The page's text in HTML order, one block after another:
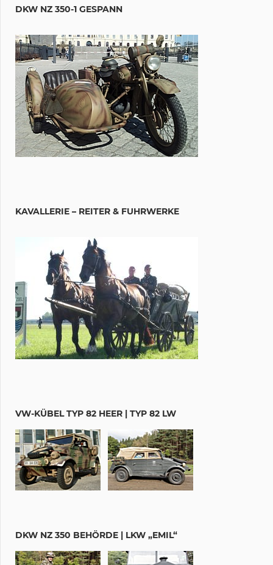
DKW NZ 350-1 GESPANN
KAVALLERIE – REITER & FUHRWERKE
VW-KÜBEL TYP 82 HEER | TYP 82 LW
DKW NZ 350 BEHÖRDE | LKW „EMIL“